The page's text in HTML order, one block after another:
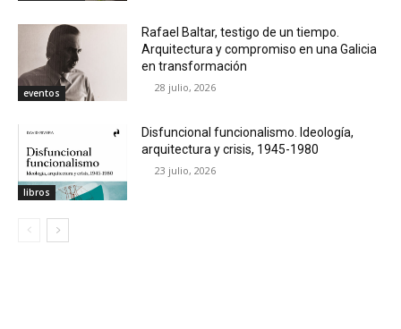
eventos
Rafael Baltar, testigo de un tiempo.
Arquitectura y compromiso en una Galicia
en transformación
28 julio, 2026
libros
Disfuncional funcionalismo. Ideología,
arquitectura y crisis, 1945-1980
23 julio, 2026